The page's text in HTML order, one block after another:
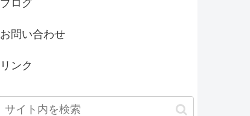
ブログ
お問い合わせ
リンク